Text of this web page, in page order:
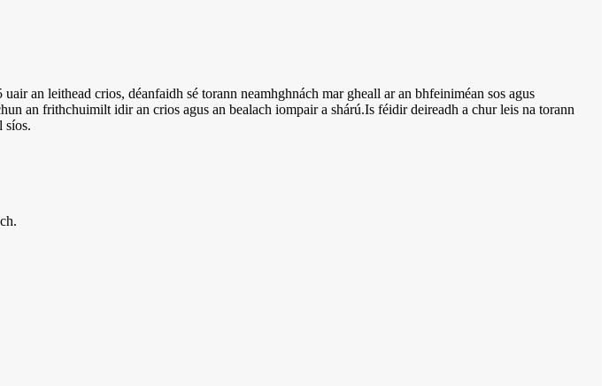
an leithead crios, déanfaidh sé torann neamhghnách mar gheall ar an bhfeiniméan sos agus
an frithchuimilt idir an crios agus an bealach iompair a shárú.Is féidir deireadh a chur leis na torann
síos.